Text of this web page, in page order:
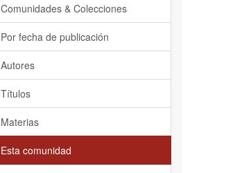
Comunidades & Colecciones
Por fecha de publicación
Autores
Títulos
Materias
Esta comunidad